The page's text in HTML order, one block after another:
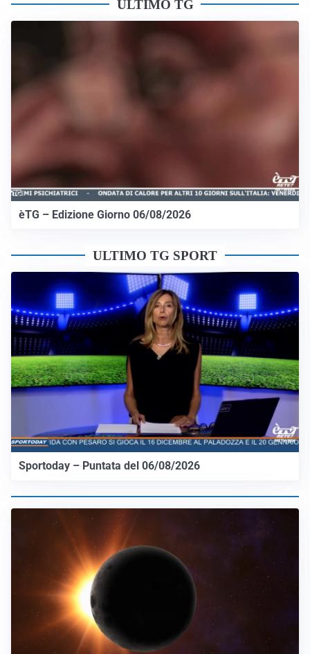
ULTIMO TG
èTG – Edizione Giorno 06/08/2026
ULTIMO TG SPORT
Sportoday – Puntata del 06/08/2026